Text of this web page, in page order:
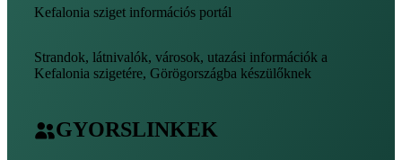
Kefalonia sziget információs portál
Strandok, látnivalók, városok, utazási információk a
Kefalonia szigetére, Görögországba készülőknek
GYORSLINKEK